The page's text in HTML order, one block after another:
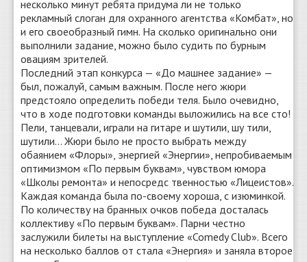
несколько минут ребята придума ли не только
рекламный слоган для охранного агентства «Комбат», но
и его своеобразный гимн. На сколько оригинально они
выполнили задание, можно было судить по бурным
овациям зрителей.
Последний этап конкурса — «До машнее задание» —
был, пожалуй, самым важным. После него жюри
предстояло определить победи теля. Было очевидно,
что в ходе подготовки команды выложились на все сто!
Пели, танцевали, играли на гитаре и шутили, шу тили,
шутили... Жюри было не просто выбрать между
обаянием «Флоры», энергией «Энергии», непробиваемым
оптимизмом «По первым буквам», чувством юмора
«Школы ремонта» и непосредс твенностью «Лицеистов».
Каждая команда была по-своему хороша, с изюминкой.
По количеству на бранных очков победа досталась
коллективу «По первым буквам». Парни честно
заслужили билеты на выступление «Comedy Club». Всего
на несколько баллов от стала «Энергия» и заняла второе